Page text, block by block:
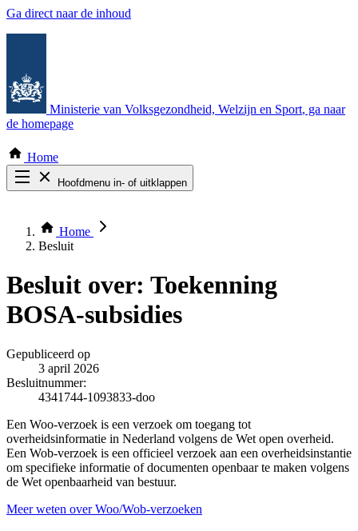
Ga direct naar de inhoud
Ministerie van Volksgezondheid, Welzijn en Sport, ga naar
de homepage
Home
Hoofdmenu in- of uitklappen
Thema COVID-19
Bekijk per bestuursorgaan
Home
Besluit
Besluit over: Toekenning
BOSA-subsidies
Gepubliceerd op
3 april 2026
Besluitnummer:
4341744-1093833-doo
Een Woo-verzoek is een verzoek om toegang tot
overheidsinformatie in Nederland volgens de Wet open overheid.
Een Wob-verzoek is een officieel verzoek aan een overheidsinstantie
om specifieke informatie of documenten openbaar te maken volgens
de Wet openbaarheid van bestuur.
Meer weten over Woo/Wob-verzoeken